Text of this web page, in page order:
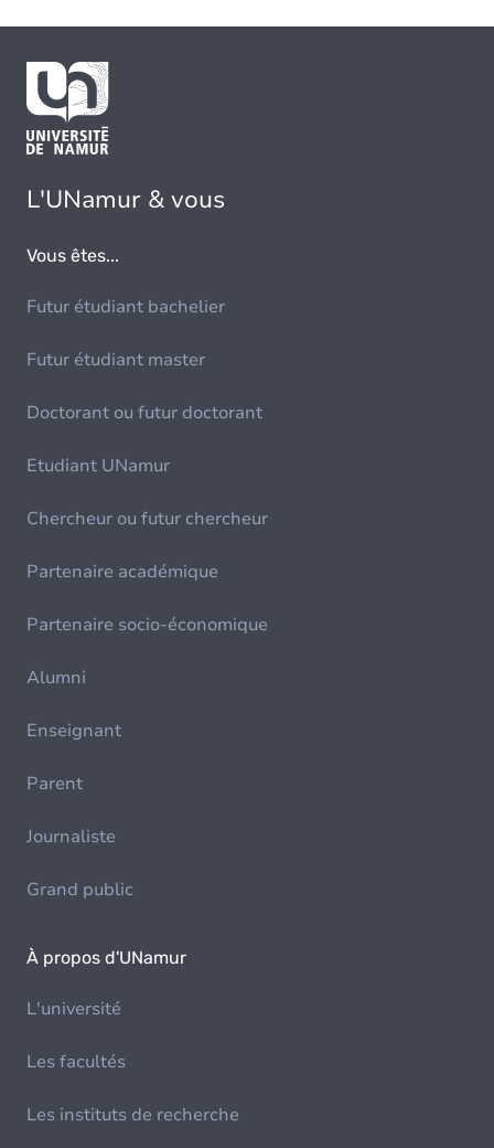
L'UNamur & vous
Vous êtes...
Futur étudiant bachelier
Futur étudiant master
Doctorant ou futur doctorant
Etudiant UNamur
Chercheur ou futur chercheur
Partenaire académique
Partenaire socio-économique
Alumni
Enseignant
Parent
Journaliste
Grand public
À propos d'UNamur
L'université
Les facultés
Les instituts de recherche